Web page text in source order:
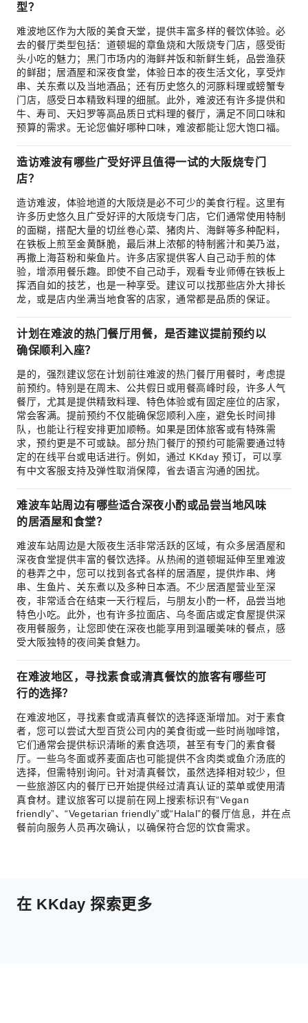
型？
难波地区作为大阪的美食天堂，提供丰富多样的餐饮体验。必
去的餐厅类型包括：道顿堀的章鱼烧和大阪烧专门店，感受街
头小吃的魅力；黑门市场内的海鲜丼饭和新鲜生蚝，品尝渔获
的鲜甜；居酒屋和深夜食堂，体验日本的夜生活文化，享受炸
串、关东煮以及当地酒品；还有历史悠久的河豚料理或螃蟹专
门店，感受日本精致料理的细腻。此外，难波还有许多提供和
牛、寿司、天妇罗等高品质日式料理的餐厅，满足不同口味和
预算的需求。无论您偏好哪种口味，难波都能让您大饱口福。
造访难波有哪些广受好评且值得一试的大阪烧专门
店？
造访难波，体验地道的大阪烧是必不可少的美食行程。这里有
许多历史悠久且广受好评的大阪烧专门店，它们通常使用特制
的面糊，搭配大量的切丝卷心菜、猪肉片、海鲜等多种配料，
在铁板上煎至金黄酥脆，最后淋上浓郁的特制酱汁和美乃滋，
再撒上海苔粉和柴鱼片。许多店家提供客人自己动手煎的体
验，增添用餐乐趣。即使不自己动手，观看专业师傅在铁板上
挥洒自如的技艺，也是一种享受。建议可以找那些店外大排长
龙，或是店内坐满当地食客的店家，通常都是品质的保证。
计划在难波的热门餐厅用餐，是否建议提前预约以
确保顺利入座？
是的，强烈建议您在计划前往难波的热门餐厅用餐时，考虑提
前预约。特别是在周末、公共假日或用餐高峰时段，许多人气
餐厅，尤其是提供精致料理、特色体验或有固定座位的店家，
常会客满。提前预约不仅能确保您顺利入座，避免长时间排
队，也能让行程安排更加顺畅。如果是团体旅客或有特殊需
求，预约更是不可或缺。部分热门餐厅的预约可能需要通过特
定的在线平台或电话进行。例如，通过 KKday 预订，可以享
有中文客服支持及弹性取消保障，省去语言沟通的困扰。
难波车站周边有哪些适合深夜小酌或品尝当地风味
的居酒屋和食堂？
难波车站周边是大阪夜生活非常活跃的区域，有众多居酒屋和
深夜食堂提供丰富的餐饮选择。从热闹的道顿堀延伸至里难波
的巷弄之中，您可以找到各式各样的居酒屋，提供炸串、烤
串、生鱼片、关东煮以及多种日本酒。不少居酒屋营业至深
夜，非常适合在结束一天行程后，与朋友小酌一杯，品尝当地
特色小吃。此外，也有许多拉面店、乌冬面店或定食屋提供深
夜用餐服务，让您即使在深夜也能享用到温暖美味的餐点，感
受大阪独特的夜间美食魅力。
在难波地区，寻找素食或清真餐饮的旅客有哪些可
行的选择？
在难波地区，寻找素食或清真餐饮的选择逐渐增加。对于素食
者，您可以尝试大型百货公司内的美食街或一些时尚咖啡馆，
它们通常会提供标识清晰的素食选项，甚至有专门的素食餐
厅。一些乌冬面或荞麦面店也可能提供不含肉类或鱼介汤底的
选择，但需特别询问。针对清真餐饮，虽然选择相对较少，但
一些旅游区内的餐厅已开始提供经过清真认证的菜单或使用清
真食材。建议旅客可以提前在网上搜索标识有“Vegan
friendly”、“Vegetarian friendly”或“Halal”的餐厅信息，并在点
餐前向服务人员再次确认，以确保符合您的饮食需求。
在 KKday 探索更多